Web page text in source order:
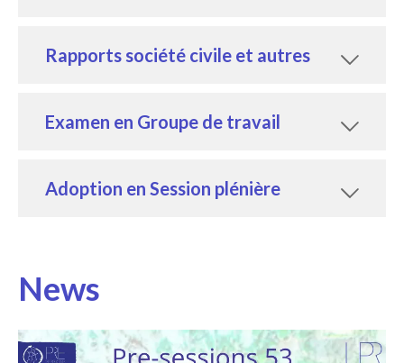
Rapports société civile et autres
Examen en Groupe de travail
Adoption en Session plénière
News